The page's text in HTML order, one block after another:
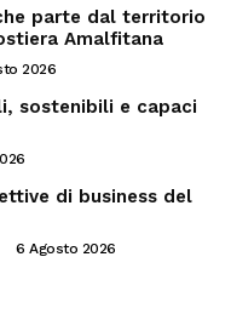
parte dal territorio
Amalfitana
2026
sostenibili e capaci
di business del
6 Agosto 2026